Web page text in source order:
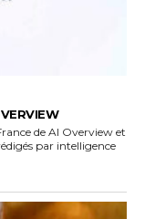
de AI Overview et
par intelligence